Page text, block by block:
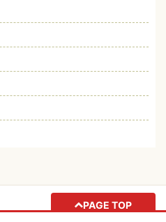
PAGE TOP